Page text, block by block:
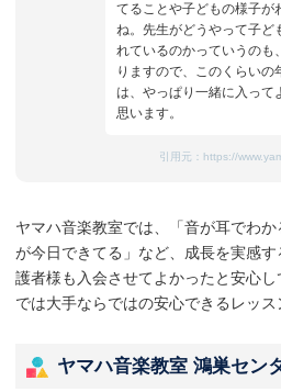
てることや子どもの様子が
ね。先生がどうやって子ど
れているのかっていうのも
りますので、このくらいの
は、やっぱり一緒に入って
思います。
引用元： https://
ヤマハ音楽教室では、「音が耳でわ
が今日できてる」など、成長を実感
護者様も入会させてよかったと安心
では大手ならではの安心できるレッス
ヤマハ音楽教室 鴻巣セン